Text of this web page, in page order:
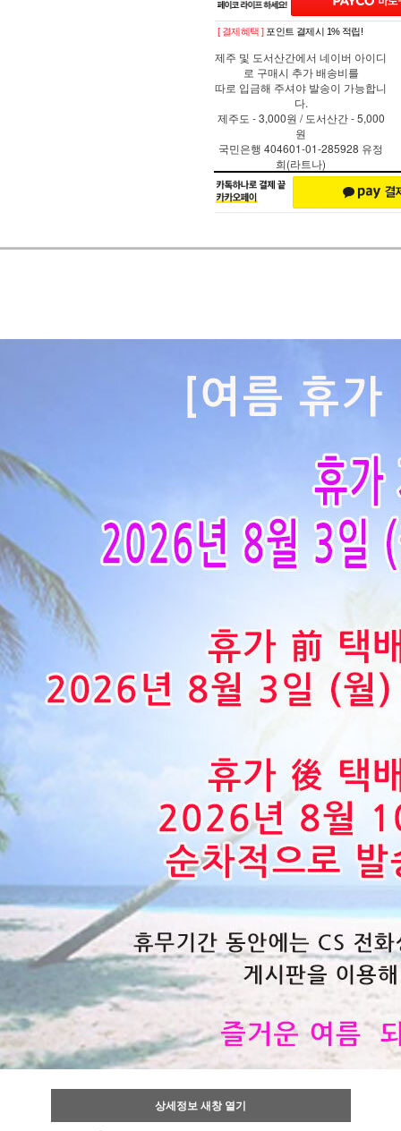
[ 결제혜택 ] 포인트 결제시 1% 적립!
제주 및 도서산간에서 네이버 아이디
로 구매시 추가 배송비를
따로 입금해 주셔야 발송이 가능합니
다.
제주도 - 3,000원 / 도서산간 - 5,000
원
국민은행 404601-01-285928 유정
희(라트나)
상세정보 새창 열기